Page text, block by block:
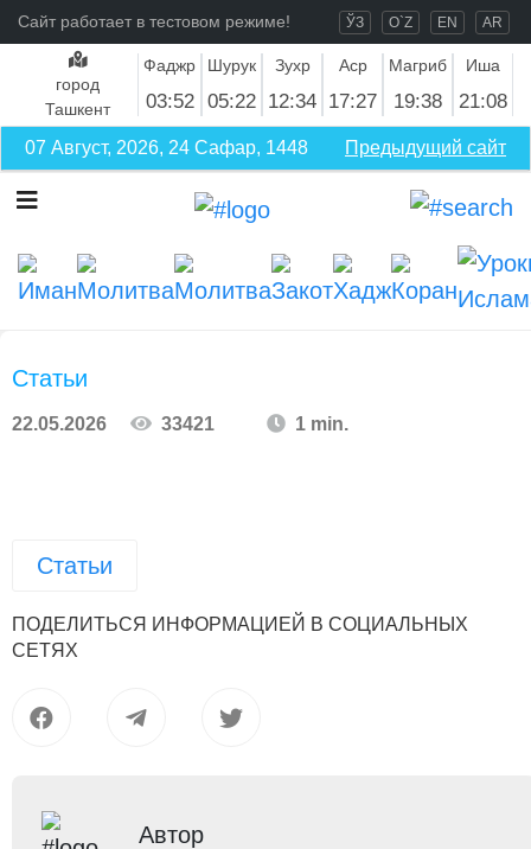
Сайт работает в тестовом режиме! ЎЗ O`Z EN AR
город
Ташкент
Фаджр
03:52
Шурук
05:22
Зухр
12:34
Аср
17:27
Магриб
19:38
Иша
21:08
07 Август, 2026, 24 Сафар, 1448 Предыдущий сайт
Статьи
22.05.2026 33421 1 min.
Статьи
ПОДЕЛИТЬСЯ ИНФОРМАЦИЕЙ В СОЦИАЛЬНЫХ
СЕТЯХ
Автор